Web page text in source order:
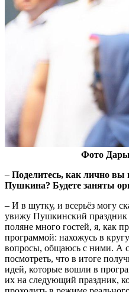
Фото
– Поделитесь, как лично вы
Пушкина? Будете заняты
– И в шутку, и всерьёз могу
увижу Пушкинский праздник
поляне много гостей, я, как
программой: нахожусь в
вопросы, общаюсь с ними. А
посмотреть, что в итоге
идей, которые вошли в
их на следующий праздник,